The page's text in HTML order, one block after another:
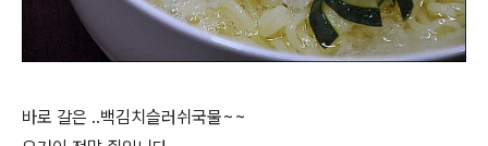
바로 갈은 ..백김치슬러쉬국물~~